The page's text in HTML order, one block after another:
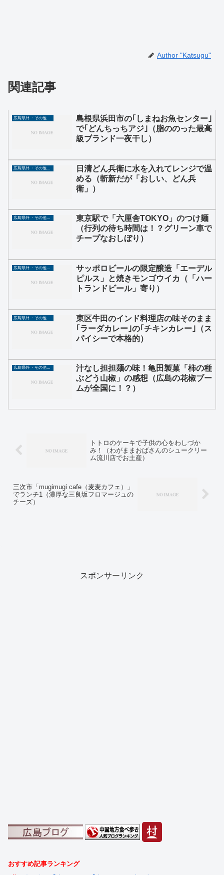
Author "Katsugu"
関連記事
広島県外 ・その他グルメ
島根県浜田市の｢しまねお魚センター｣
で｢どんちっちアジ｣（脂ののった最高
級ブランド一夜干し）
広島県外 ・その他グルメ
日清どん兵衛に水を入れてレンジで温
める（斬新だが「おしい、どん兵
衛」）
広島県外 ・その他グルメ
東京駅で「六厘舎TOKYO」のつけ麺
（行列の待ち時間は！？グリーン車で
チープなおしぼり）
広島県外 ・その他グルメ
サッポロビールの限定醸造「エーデル
ピルス」と焼きモンゴウイカ（「ハー
トランドビール」寄り）
東区牛田のインド料理店の味そのまま
｢ラーダカレー｣の｢チキンカレー｣（ス
パイシーで本格的）
広島県外 ・その他グルメ
汁なし担担麺の味！亀田製菓「柿の種
ぶどう山椒」の感想（広島の花椒ブー
ムが全国に！？）
トトロのケーキで子供の心をわしづか
み！（わがままおばさんのシュークリー
ム流川店でお土産）
三次市「mugimugi cafe（麦麦カフェ）」
でランチ1（濃厚な三良坂フロマージュの
チーズ）
スポンサーリンク
おすすめ記事ランキング